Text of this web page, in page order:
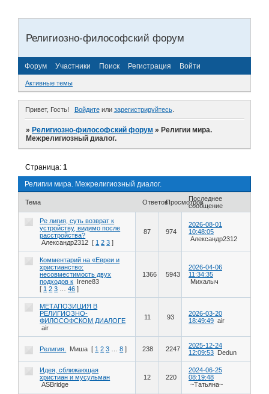
Религиозно-философский форум
Форум Участники Поиск Регистрация Войти
Активные темы
Привет, Гость! Войдитеили зарегистрируйтесь.
»Религиозно-философский форум »Религии мира.
Межрелигиозный диалог.
Религии мира. Межрелигиозный диалог.
Страница:1
Тема ОтветовПросмотровПоследнее
сообщение
Ре лигия, суть возврат к
устройству, видимо после
расстройства?
Александр2312 [ 1 2 3 ]
87 974
2026-08-01
10:48:05
Александр2312
Комментарий на «Евреи и
христианство:
несовместимость двух
подходов к
Irene83
[ 1 2 3 46 ]
1366 5943
2026-04-06
11:34:35
Михалыч
МЕТАПОЗИЦИЯ В
РЕЛИГИОЗНО-
ФИЛОСОФСКОМ ДИАЛОГЕ
air
11 93
2026-03-20
18:49:49 air
Религия. Миша [ 1 2 3 8 ] 238 2247
2025-12-24
12:09:53
Dedun
Идея, сближающая
христиан и мусульман
ASBridge
12 220
2024-06-25
08:19:48
~Татьяна~